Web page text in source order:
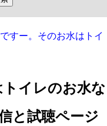
すー。そのお水はトイ
イレのお水な
と試聴ページ